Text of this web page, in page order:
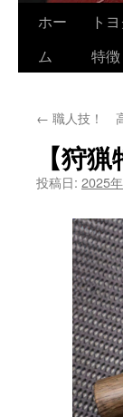
コ
ン
へ
ホー
ム
ト
特徴
← 職人技！
【狩
投稿日: 2025